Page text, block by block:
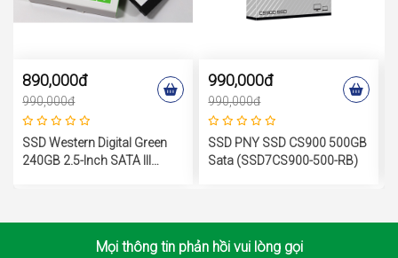
890,000đ
990,000đ
SSD Western Digital Green
240GB 2.5-Inch SATA III
990,000đ
990,000đ
SSD PNY SSD CS900 500GB
Sata (SSD7CS900-500-RB)
Mọi thông tin phản hồi vui lòng gọi